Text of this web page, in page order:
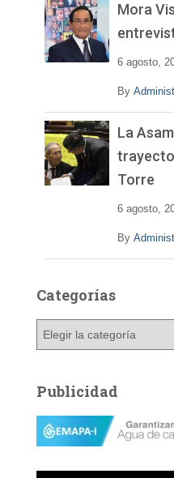
Mora
6 agosto,
By
La
Torre
6 agosto,
By
Categorías
g
o
a
Publicidad